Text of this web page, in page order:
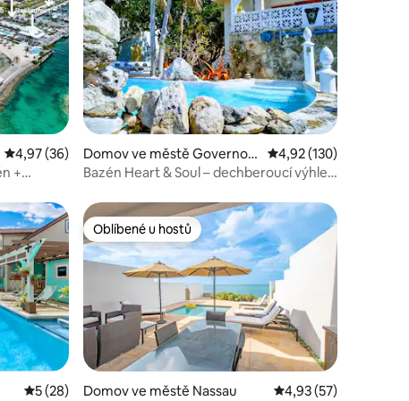
Průměrné hodnocení 4,97 z 5, 36 hodnocení
4,97 (36)
+
Domov ve městě Governo
r's Harbour
Průměrné hodnocení
4,92 (130)
Bazén Heart & Soul – dechberoucí výhled
hostů
Průměrné hodnocení 5 z 5, 28 hodnocení
5 (28)
Oblíbené u hostů
Oblíbené u hostů
Domov ve městě Nassau Průměrné hodnocení
4,93 (57)